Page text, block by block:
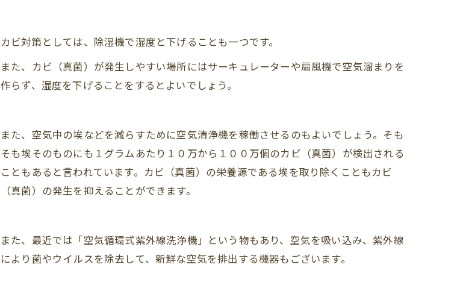
カビ対策としては、除湿機で湿度と下げることも一つです。
また、カビ（真菌）が発生しやすい場所にはサーキュレーターや扇風機で空気溜まりを
作らず、湿度を下げることをするとよいでしょう。
また、空気中の埃などを減らすために空気清浄機を稼働させるのもよいでしょう。そも
そも埃そのものにも１グラムあたり１０万から１００万個のカビ（真菌）が検出される
こともあると言われています。カビ（真菌）の栄養源である埃を取り除くこともカビ
（真菌）の発生を抑えることができます。
また、最近では「空気循環式紫外線洗浄機」という物もあり、空気を吸い込み、紫外線
により菌やウイルスを除去して、新鮮な空気を排出する機器もございます。